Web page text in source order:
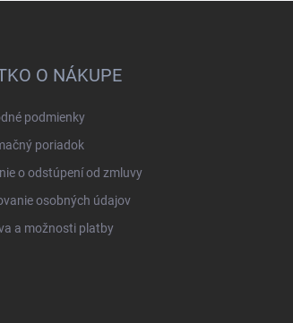
O NÁKUPE
podmienky
poriadok
o odstúpení od zmluvy
osobných údajov
a možnosti platby